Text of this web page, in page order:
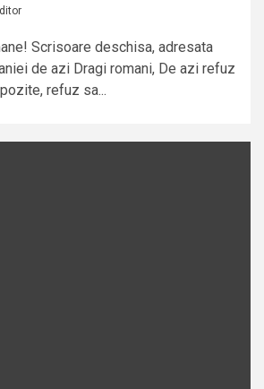
Scrisoare deschisa, adresata
de azi Dragi romani, De azi refuz
refuz sa...